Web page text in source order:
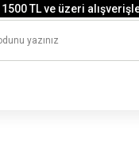
1500 TL ve üzeri
1500 TL ve üzeri
HAYAL ET -